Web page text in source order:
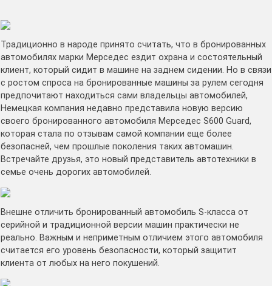
Традиционно в народе принято считать, что в бронированных
автомобилях марки Мерседес ездит охрана и состоятельный
клиент, который сидит в машине на заднем сидении. Но в связи
с ростом спроса на бронированные машины за рулем сегодня
предпочитают находиться сами владельцы автомобилей,
Немецкая компания недавно представила новую версию
своего бронированного автомобиля Мерседес S600 Guard,
которая стала по отзывам самой компании еще более
безопасней, чем прошлые поколения таких автомашин.
Встречайте друзья, это новый представитель автотехники в
семье очень дорогих автомобилей.
Внешне отличить бронированный автомобиль S-класса от
серийной и традиционной версии машин практически не
реально. Важным и неприметным отличием этого автомобиля
считается его уровень безопасности, который защитит
клиента от любых на него покушений.